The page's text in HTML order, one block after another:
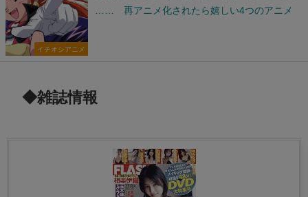
イチオシアニメ
…… 再アニメ化されたら嬉しい4つのアニメ
◆雑誌情報